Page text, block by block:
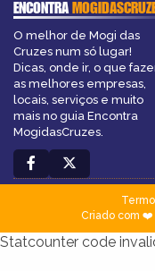
ENCONTRA
O melhor de Mogi das
Cruzes num só lugar!
Dicas, onde ir, o que
as melhores empresas,
locais, serviços e muito
mais no guia Encontra
MogidasCruzes.
Criado com ❤️
Statcounter code